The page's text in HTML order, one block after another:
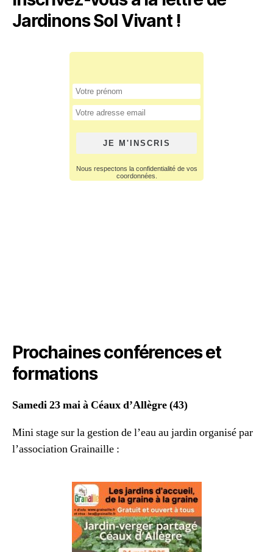
Jardinons Sol Vivant !
Prochaines conférences et
formations
Samedi 23 mai à Céaux d’Allègre (43)
Mini stage sur la gestion de l’eau au jardin organisé par
l’association Grainaille :